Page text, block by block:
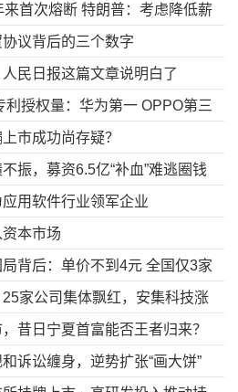
首次熔断 特朗普：考虑降低薪
议背后的三个数字
民日报这篇文章说明白了
利授权量：华为第一 OPPO第三
市成功尚存疑？
振，募资6.5亿“补血”难逃圈钱
用软件行业领军企业
本市场
背后：单价不到4元 全国仅3家
家公司集体飘红，安集科技涨
昔日宁夏首富能否王者归来？
诉讼缠身，逆势扩张“画大饼”